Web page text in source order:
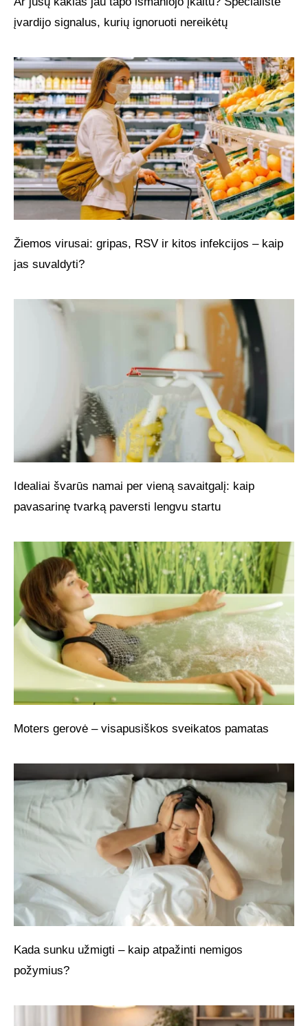
įvardijo signalus, kurių ignoruoti nereikėtų
Žiemos virusai: gripas, RSV ir kitos infekcijos – kaip
jas suvaldyti?
Idealiai švarūs namai per vieną savaitgalį: kaip
pavasarinę tvarką paversti lengvu startu
Moters gerovė – visapusiškos sveikatos pamatas
Kada sunku užmigti – kaip atpažinti nemigos
požymius?